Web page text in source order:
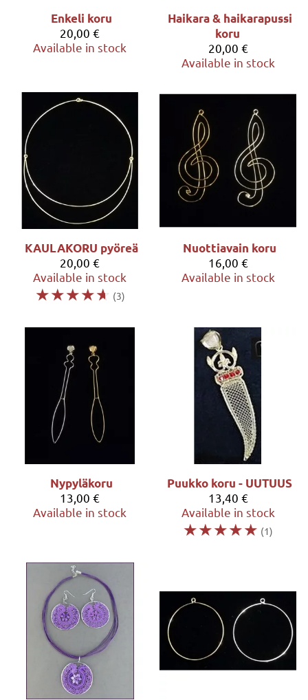
Enkeli koru
20,00 €
Available in stock
Haikara & haikarapussi
koru
20,00 €
Available in stock
KAULAKORU pyöreä
20,00 €
Available in stock
☆☆☆☆☆ (3)
Nuottiavain koru
16,00 €
Available in stock
Nypyläkoru
13,00 €
Available in stock
Puukko koru - UUTUUS
13,40 €
Available in stock
☆☆☆☆☆ (1)